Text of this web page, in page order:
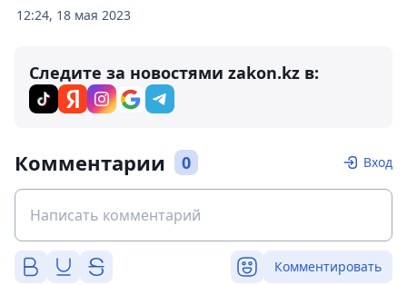
12:24, 18 мая 2023
Следите за новостями zakon.kz в:
Комментарии 0 Вход
Комментировать